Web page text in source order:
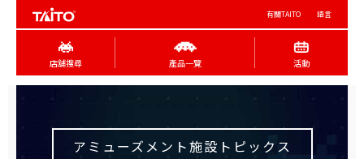
有關TAITO 語言
店舖搜尋 產品一覽 活動
アミューズメント施設トピックス